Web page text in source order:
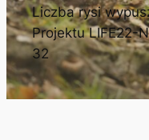
Liczba rysi
Projektu LIFE22-
32